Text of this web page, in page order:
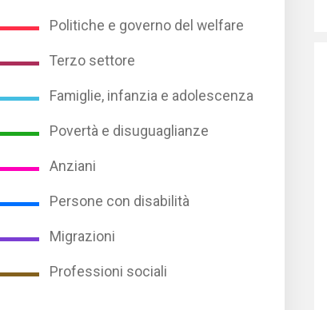
Politiche e governo del welfare
Terzo settore
Famiglie, infanzia e adolescenza
Povertà e disuguaglianze
Anziani
Persone con disabilità
Migrazioni
Professioni sociali